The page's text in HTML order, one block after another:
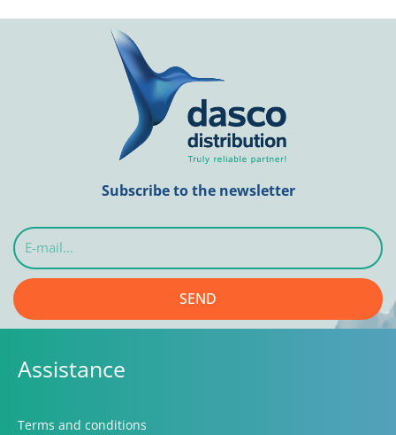
Subscribe to the newsletter
E-
mail...
SEND
Assistance
Terms and conditions